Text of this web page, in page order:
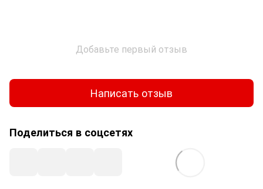
Добавьте первый отзыв
Написать отзыв
Поделиться в соцсетях